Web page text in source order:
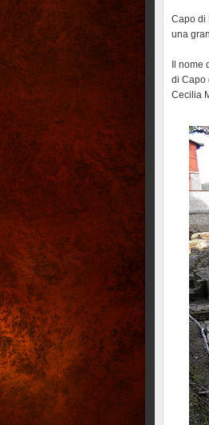
Capo di
una
Il
di Capo
Cecilia